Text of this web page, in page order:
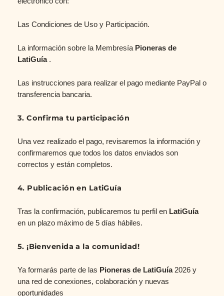
Las Condiciones de Uso y Participación.
La información sobre la Membresía Pioneras de
LatiGuía .
Las instrucciones para realizar el pago mediante PayPal o
transferencia bancaria.
3. Confirma tu participación
Una vez realizado el pago, revisaremos la información y
confirmaremos que todos los datos enviados son
correctos y están completos.
4. Publicación en LatiGuía
Tras la confirmación, publicaremos tu perfil en LatiGuía
en un plazo máximo de 5 días hábiles.
5. ¡Bienvenida a la comunidad!
Ya formarás parte de las Pioneras de LatiGuía 2026 y
una red de conexiones, colaboración y nuevas
oportunidades